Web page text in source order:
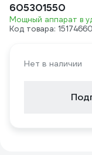
605301550
Мощный аппарат в
Код товара: 15174660
Нет в наличии